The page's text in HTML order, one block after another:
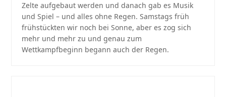
Zelte aufgebaut werden und danach gab es Musik
und Spiel – und alles ohne Regen. Samstags früh
frühstückten wir noch bei Sonne, aber es zog sich
mehr und mehr zu und genau zum
Wettkampfbeginn begann auch der Regen.